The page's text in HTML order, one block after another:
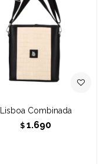
Lisboa Combinada
$ 1.690